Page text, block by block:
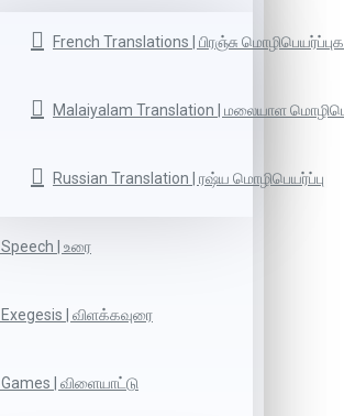
French Translations | பிரஞ்சு
Malaiyalam Translation | மலையாள
Russian Translation | ரஷ்ய மொழிபெயர்ப்பு
Speech | உரை
Exegesis | விளக்கவுரை
Games | விளையாட்டு